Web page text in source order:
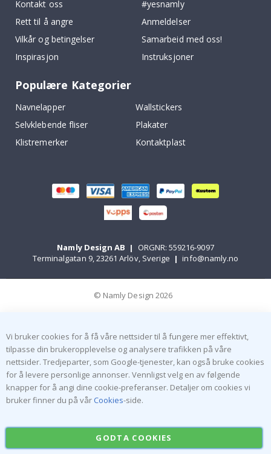
Kontakt oss
Rett til å angre
Vilkår og betingelser
Inspirasjon
#yesnamly
Anmeldelser
Samarbeid med oss!
Instruksjoner
Populære Kategorier
Navnelapper
Wallstickers
Selvklebende fliser
Plakater
Klistremerker
Kontaktplast
Namly Design AB |
ORGNR: 559216-9097
Terminalgatan 9, 23261 Arlöv, Sverige | info@namly.no
© Namly Design 2026
Vi bruker cookies for å få våre nettsider til å fungere mer effektivt,
tilpasse din brukeropplevelse og analysere trafikken på våre
nettsider. Tredjeparter, som Google-tjenester, kan også bruke cookies
for å levere personlige annonser. Vennligst velg en av følgende
knapper for å angi dine cookie-preferanser. Detaljer om cookies vi
bruker finner du på vår Cookies-side.
GODTA COOKIES